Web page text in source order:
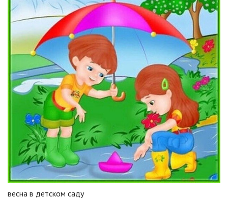
весна в детском саду